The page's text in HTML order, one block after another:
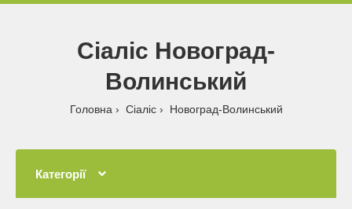
Сіаліс Новоград-
Волинський
Головна Сіаліс Новоград-Волинський
Категорії